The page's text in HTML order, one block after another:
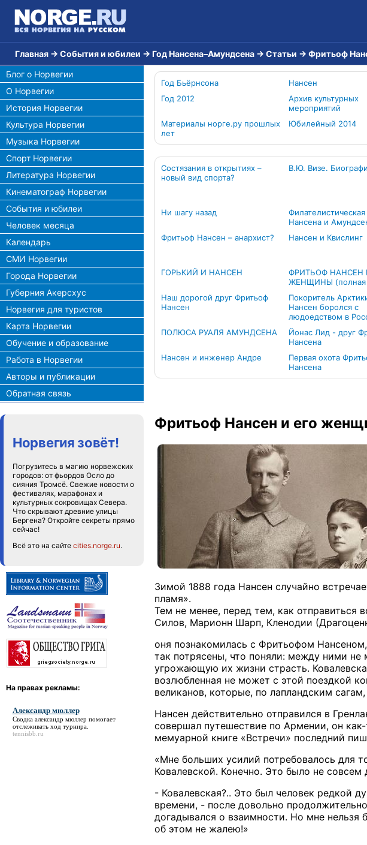
Главная → События и юбилеи → Год Нансена–Амундсена → Статьи → Фритьоф
Блог о Норвегии
О Норвегии
История Норвегии
Культура Норвегии
Музыка Норвегии
Спорт Норвегии
Литература Норвегии
Кинематограф Норвегии
События и юбилеи
Человек месяца
Календарь
СМИ Норвегии
Города Норвегии
Губерния Акерсхус
Норвегия для туристов
Карта Норвегии
Обучение и образование
Работа в Норвегии
Авторы и публикации
Обратная связь
Норвегия зовёт!
Погрузитесь в магию норвежских
городов: от фьордов Осло до
сияния Тромсё. Свежие новости о
фестивалях, марафонах и
культурных сокровищах Севера.
Что скрывают древние улицы
Бергена? Откройте секреты прямо
сейчас!
Всё это на сайте cities.norge.ru.
На правах рекламы:
Александр мюллер
Сводка александр мюллер помогает
отслеживать ход турнира.
tennisbb.ru
Год Бьёрнсона Нансен
Год 2012
Архив культурных
мероприятий
Материалы норге.ру прошлых
лет
Юбилейный 2014
Состязания в открытиях –
новый вид спорта?
В.Ю. Визе.
Ни шагу назад
Нансена и
Фритьоф Нансен – анархист?
Нансен и Квислинг
ГОРЬКИЙ И НАНСЕН
ФРИТЬОФ НАНСЕН
ЖЕНЩИНЫ (полная
Наш дорогой друг Фритьоф
Нансен
Покоритель
Нансен боролся с
людоедством в
ПОЛЮСА РУАЛЯ АМУНДСЕНА
Йонас Лид - друг
Нансена
Нансен и инженер Андре
Первая охота
Нансена
Фритьоф Нансен и его
Зимой 1888 года Нансен случайно
пламя».
Тем не менее, перед тем, как
Силов, Марионн Шарп, Кленодии
оня познакомилась с Фритьофом
так потрясены, что поняли: между ними
угрожающую их жизни страсть.
возлюбленная не может с этой поездкой
великанов, которые, по лапландским
Нансен действительно отправился в
совершал путешествие по Армении, он
мемуарной книге «Встречи» последний
«Мне больших усилий потребовалось для
Ковалевской. Конечно. Это было не
- Ковалевская?.. Это был человек редкой
времени, - после довольно
догадывался о взаимности. Но мне
об этом не жалею!»